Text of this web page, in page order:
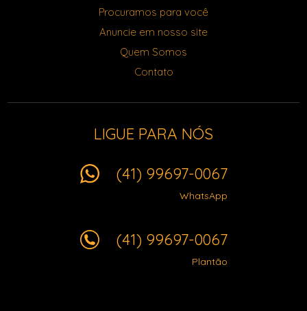
Procuramos para você
Anuncie em nosso site
Quem Somos
Contato
LIGUE PARA NÓS
(41) 99697-0067
WhatsApp
(41) 99697-0067
Plantão